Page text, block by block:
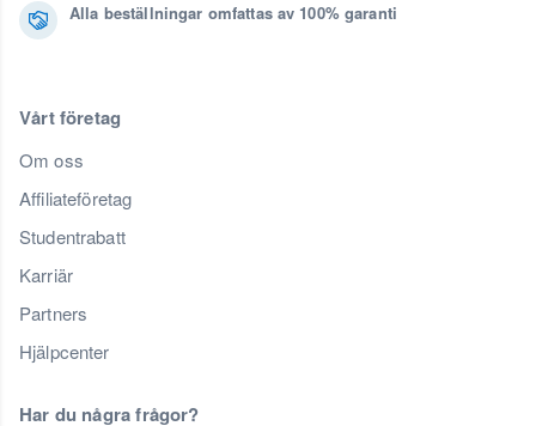
Alla beställningar omfattas av 100% garanti
Vårt företag
Om oss
Affiliateföretag
Studentrabatt
Karriär
Partners
Hjälpcenter
Har du några frågor?